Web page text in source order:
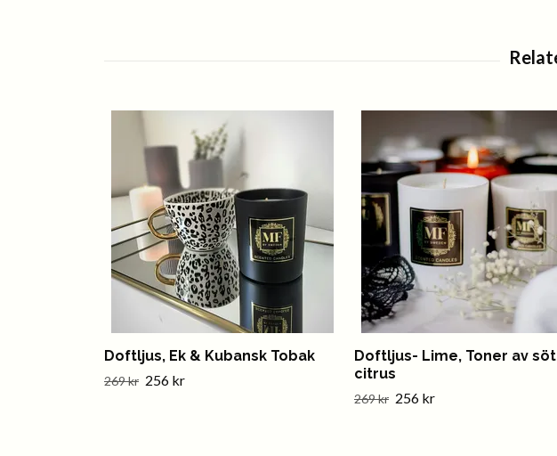
Doftljus, Ek & Kubansk Tobak
269 kr 256 kr
Doftljus- Lime, Toner av söt
citrus
269 kr 256 kr